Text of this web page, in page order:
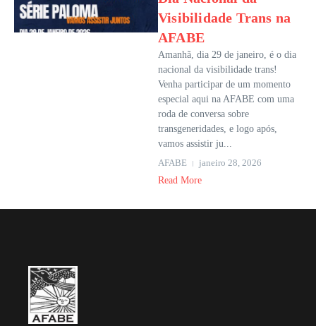
Visibilidade Trans na
AFABE
Amanhã, dia 29 de janeiro, é o dia
nacional da visibilidade trans!
Venha participar de um momento
especial aqui na AFABE com uma
roda de conversa sobre
transgeneridades, e logo após,
vamos assistir ju...
AFABE
janeiro 28, 2026
Read More